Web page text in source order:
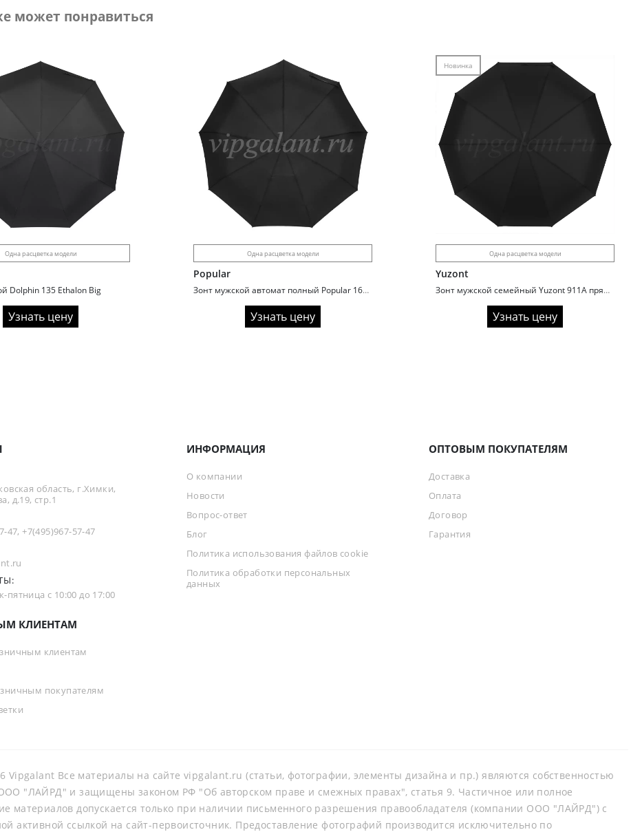
может понравиться
Одна расцветка модели
Dolphin 135 Ethalon Big
Узнать цену
Одна расцветка модели
Popular
Зонт мужской автомат полный Popular 1611L семейный
Узнать цену
Новинка
Одна расцветка модели
Yuzont
Зонт мужской семейный Yuzont 911A прямая ручка
Узнать цену
область, г.Химки,
д.19, стр.1
47,+7(495)967-57-47
пятница с 10:00 до 17:00
ИНФОРМАЦИЯ
О компании
Новости
Вопрос-ответ
Блог
Политика использования файлов cookie
Политика обработки персональных
данных
ОПТОВЫМ ПОКУПАТЕЛЯМ
Доставка
Оплата
Договор
Гарантия
КЛИЕНТАМ
клиентам
покупателям
Vipgalant Все материалы на сайте vipgalant.ru (статьи, фотографии, элементы дизайна и пр.) являются собственностью
"ЛАЙРД" и защищены законом РФ "Об авторском праве и смежных правах", статья 9. Частичное или полное
материалов допускается только при наличии письменного разрешения правообладателя (компании ООО "ЛАЙРД") с
активной ссылкой на сайт-первоисточник. Предоставление фотографий производится исключительно по